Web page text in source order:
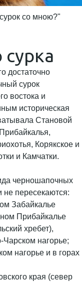
со мною?"
достаточно
сурок
востока и
историческая
Становой
Корякское и
и Камчатки.
черношапочных
не пересекаются:
Забайкалье
Прибайкалье
хребет),
Чарском нагорье;
нагорье и в горах
края (север